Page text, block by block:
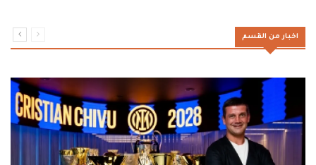
اخبار من القسم